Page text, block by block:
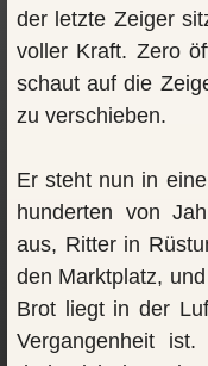
der letzte Zeiger
voller Kraft. Zero
schaut auf die
zu verschieben.
Er steht nun in
hunderten von
aus, Ritter in
den Marktplatz,
Brot liegt in der
Vergangenheit